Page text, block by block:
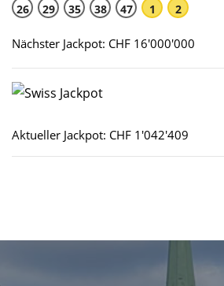
26 29 35 38 47 1 2
Nächster Jackpot: CHF 16'000'000
Aktueller Jackpot: CHF 1'042'409